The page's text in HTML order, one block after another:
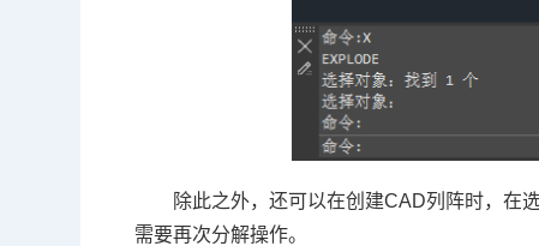
除此之外，还可以在创建CAD列阵时，在
需要再次分解操作。